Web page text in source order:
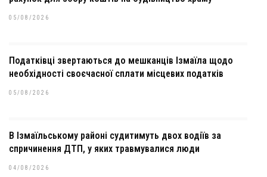
05/08/2026
Податківці звертаються до мешканців Ізмаїла щодо
необхідності своєчасної сплати місцевих податків
05/08/2026
В Ізмаїльському районі судитимуть двох водіїв за
спричинення ДТП, у яких травмувалися люди
04/08/2026